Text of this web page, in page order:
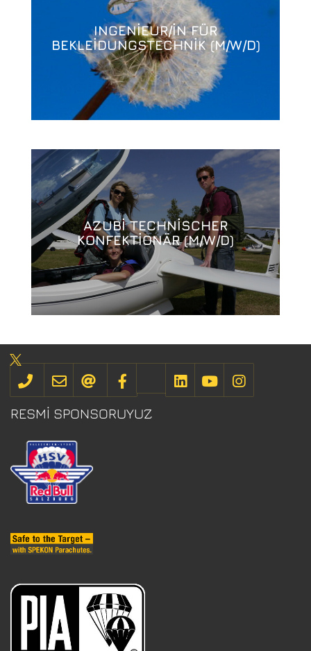
INGENIEUR/IN FÜR
BEKLEIDUNGSTECHNIK (M/W/D)
AZUBI TECHNISCHER
KONFEKTIONÄR (M/W/D)
RESMI SPONSORUYUZ